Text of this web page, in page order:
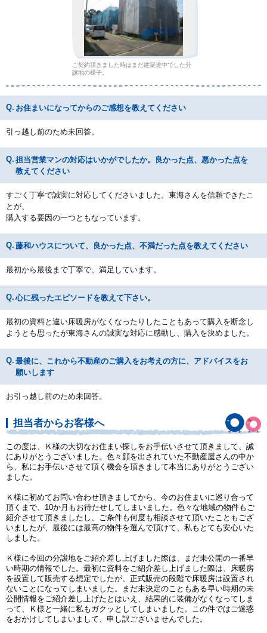
ご契約頂きました時はまだ建築途中でした分
譲地の様子。
お住まいになってからのご感想を教えてください
引っ越し前のため未回答。
担当営業マンの対応はいかがでしたか。良かった点、悪かった点を
教えてください
すごく丁寧で誠実に対応してくださいました。東海さんを信頼できたこ
とが、
購入する要因の一つともなっています。
藤和ハウスについて、良かった点、不満だった点を教えてください
最初から最後まで丁寧で、満足しています。
心に残ったエピソードを教えて下さい。
最初の資料と違い床暖房がなくなったりしたこともあって購入を断念し
ようとも思ったが東海さんの誠実な対応に感動し、購入を決めました。
最後に、これから不動産のご購入をお考えの方に、アドバイスをお
願いします
お引っ越し前のため未回答。
担当者からお客様へ
この度は、Ｋ様の大切なお住まい探しをお手伝いさせて頂きまして、誠
にありがとうございました。色々顔を出されていた不動産屋さんの中か
ら、私にお手伝いさせて頂く機会を頂きまして本当にありがとうござい
ました。
Ｋ様に初めてお問い合わせ頂きましてから、今のお住まいに巡り合って
頂くまで、10か月もお待たせしてしまいました。色々な地域の物件もご
紹介させて頂きましたし、ご条件も何度も相談させて頂いたこともござ
いましたが、最後には最高の物件を選んで頂けて、私もとても安心いた
しました。
Ｋ様に今回の分譲地をご紹介差し上げました際は、まだ未公開の一番早
い時期の情報でした。最初に資料をご紹介差し上げました際は、床暖房
を設置して販売する想定でしたが、正式販売の段階で床暖房は設置され
ないことになってしまいました。まだ未決定のこともある早い時期の未
公開情報をご紹介差し上げたとはいえ、結果的に装備がなくなってしま
って、Ｋ様と一緒に私もガクッとしてしまいました。この件ではご迷惑
をおかけしてしまいまして、申し訳ございませんでした。